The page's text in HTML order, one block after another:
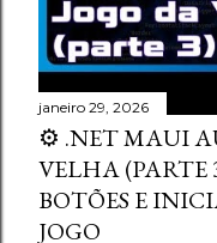
janeiro 29, 2026
⚙️ .NET MAUI
VELHA
BOTÕES E
JOGO